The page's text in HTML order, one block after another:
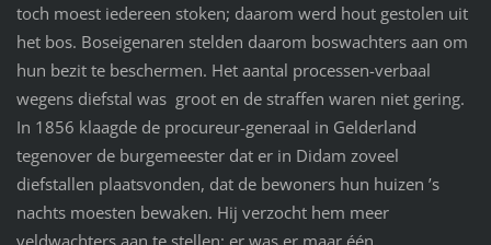
toch moest iedereen stoken; daarom werd hout gestolen uit
het bos. Boseigenaren stelden daarom boswachters aan om
hun bezit te beschermen. Het aantal processen-verbaal
wegens diefstal was groot en de straffen waren niet gering.
In 1856 klaagde de procureur-generaal in Gelderland
tegenover de burgemeester dat er in Didam zoveel
diefstallen plaatsvonden, dat de bewoners hun huizen ’s
nachts moesten bewaken. Hij verzocht hem meer
veldwachters aan te stellen: er was er maar één.